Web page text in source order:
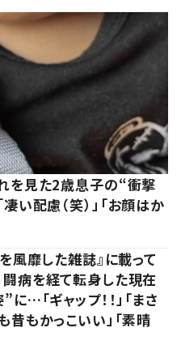
を見た2歳息子の“衝撃
配慮（笑）」「お顔はか
風靡した雑誌』に載って
闘病を経て転身した現在
…「ギャップ！！」「まさ
昔もかっこいい」「素晴